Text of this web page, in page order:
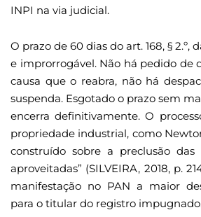
INPI na via judicial.
O prazo de 60 dias do art. 168, § 2.º,
e improrrogável. Não há pedido de
causa que o reabra, não há
suspenda. Esgotado o prazo sem
encerra definitivamente. O
propriedade industrial, como
construído sobre a preclusão das
aproveitadas” (SILVEIRA, 2018, p.
manifestação no PAN a maior
para o titular do registro